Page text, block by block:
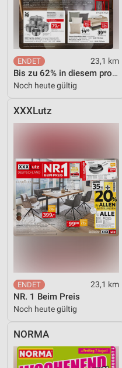
23,1 km
Bis zu 62% in diesem prospekt
Noch heute gültig
XXXLutz
23,1 km
NR. 1 Beim Preis
Noch heute gültig
NORMA